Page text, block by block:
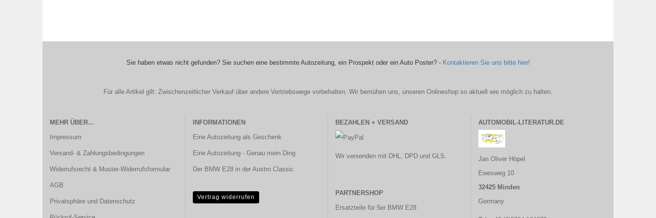
Sie haben etwas nicht gefunden? Sie suchen eine bestimmte Autozeitung, ein Prospekt oder ein Auto Poster? - Kontaktieren Sie uns bitte hier!
Für alle Artikel gilt: Zwischenzeitlicher Verkauf über andere Vertriebswege vorbehalten. Wir bemühen uns, unseren Onlineshop so aktuell wie möglich zu halten.
MEHR ÜBER...
Impressum
Versand- & Zahlungsbedingungen
Widerrufsrecht & Muster-Widerrufsformular
AGB
Privatsphäre und Datenschutz
INFORMATIONEN
Eine Autozeitung als Geschenk
Eine Autozeitung - Genau mein Ding
Der BMW E28 in der Austro Classic
Vertrag widerrufen
BEZAHLEN + VERSAND
Wir versenden mit DHL, DPD und GLS.
PARTNERSHOP
Ersatzteile für 5er BMW E28
AUTOMOBIL-LITERATUR.DE
Jan Oliver Höpel
Ewesweg 10
32425 Minden
Germany